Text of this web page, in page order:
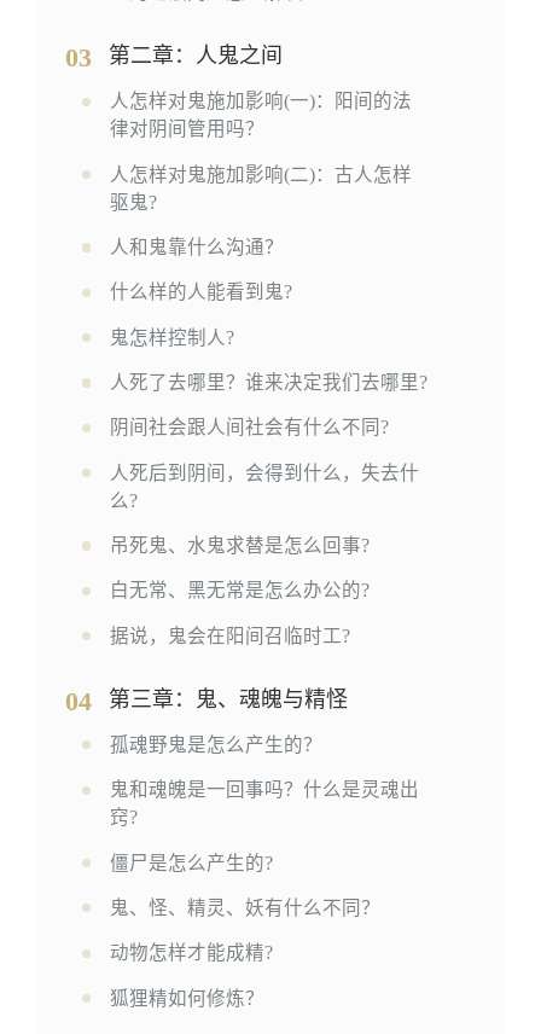
03 第二章：人鬼之间
人怎样对鬼施加影响(一)：阳间的法
律对阴间管用吗？
人怎样对鬼施加影响(二)：古人怎样
驱鬼?
人和鬼靠什么沟通？
什么样的人能看到鬼?
鬼怎样控制人?
人死了去哪里？谁来决定我们去哪里?
阴间社会跟人间社会有什么不同?
人死后到阴间，会得到什么，失去什
么?
吊死鬼、水鬼求替是怎么回事?
白无常、黑无常是怎么办公的?
据说，鬼会在阳间召临时工?
04 第三章：鬼、魂魄与精怪
孤魂野鬼是怎么产生的？
鬼和魂魄是一回事吗？什么是灵魂出
窍?
僵尸是怎么产生的?
鬼、怪、精灵、妖有什么不同？
动物怎样才能成精?
狐狸精如何修炼？